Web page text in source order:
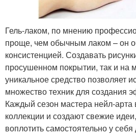
Гель-лаком, по мнению
проще, чем обычным лаком – он
консистенцией. Создавать
просушенном покрытии, так и на
уникальное средство позволяет
множество техник для создания
Каждый сезон мастера нейл-
коллекции и создают свежие
воплотить самостоятельно у